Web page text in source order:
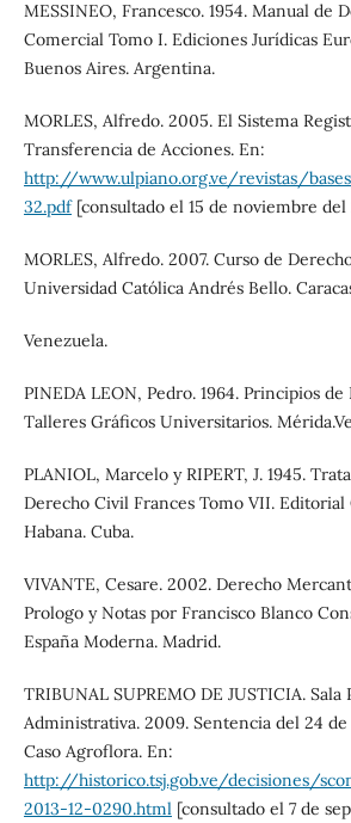
MESSINEO, Francesco. 1954. Manual de
Comercial Tomo I. Ediciones Jurídicas
Buenos Aires. Argentina.
MORLES, Alfredo. 2005. El Sistema
Transferencia de Acciones. En:
http://www.ulpiano.org.ve/revistas/
32.pdf[consultado el 15 de noviembre
MORLES, Alfredo. 2007. Curso de
Universidad Católica Andrés Bello.
Venezuela.
PINEDA LEON, Pedro. 1964. Principios
Talleres Gráficos Universitarios.
PLANIOL, Marcelo y RIPERT, J. 1945.
Derecho Civil Frances Tomo VII. Editorial
Habana. Cuba.
VIVANTE, Cesare. 2002. Derecho
Prologo y Notas por Francisco Blanco
España Moderna. Madrid.
TRIBUNAL SUPREMO DE JUSTICIA.
Administrativa. 2009. Sentencia del 24
Caso Agroflora. En:
http://historico.tsj.gob.ve/decisiones/
2013-12-0290.html[consultado el 7 de